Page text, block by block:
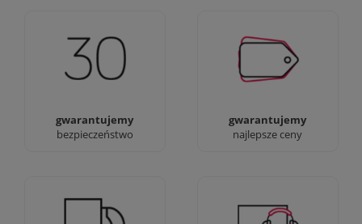
gwarantujemy
bezpieczeństwo
Jesteśmy firmą z 30-
gwarantujemy
najlepsze ceny
Ciężko pracujemy aby
zapewnić najlepsze